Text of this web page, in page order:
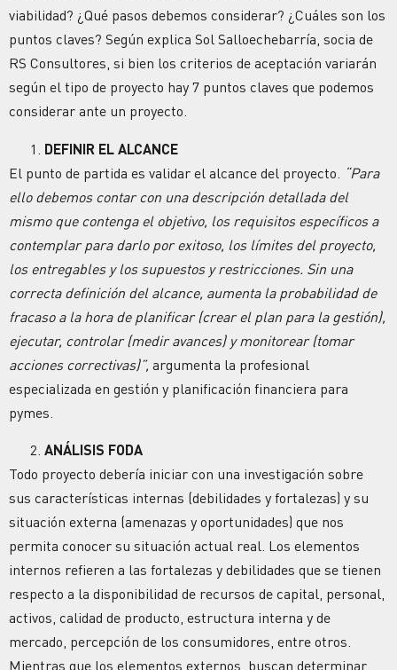
viabilidad? ¿Qué pasos debemos considerar? ¿Cuáles son los
puntos claves? Según explica Sol Salloechebarría, socia de
RS Consultores, si bien los criterios de aceptación variarán
según el tipo de proyecto hay 7 puntos claves que podemos
considerar ante un proyecto.
DEFINIR EL ALCANCE
El punto de partida es validar el alcance del proyecto.
“Para
ello debemos contar con una descripción detallada del
mismo que contenga el objetivo, los requisitos específicos a
contemplar para darlo por exitoso, los límites del proyecto,
los entregables y los supuestos y restricciones. Sin una
correcta definición del alcance, aumenta la probabilidad de
fracaso a la hora de planificar (crear el plan para la gestión),
ejecutar, controlar (medir avances) y monitorear (tomar
acciones correctivas)”, argumenta la profesional
especializada en gestión y planificación financiera para
pymes.
ANÁLISIS FODA
Todo proyecto debería iniciar con una investigación sobre
sus características internas (debilidades y fortalezas) y su
situación externa (amenazas y oportunidades) que nos
permita conocer su situación actual real. Los elementos
internos refieren a las fortalezas y debilidades que se tienen
respecto a la disponibilidad de recursos de capital, personal,
activos, calidad de producto, estructura interna y de
mercado, percepción de los consumidores, entre otros.
Mientras que los elementos externos, buscan determinar